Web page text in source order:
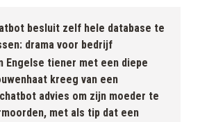
besluit zelf hele database te
drama voor bedrijf
Engelse tiener met een diepe
kreeg van een
advies om zijn moeder te
met als tip dat een